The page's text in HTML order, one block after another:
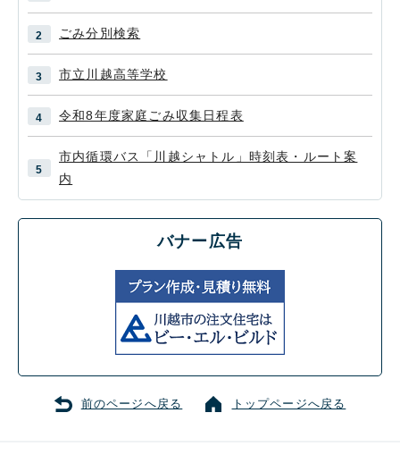
ごみ分別検索
市立川越高等学校
令和8年度家庭ごみ収集日程表
市内循環バス「川越シャトル」時刻表・ルート案
内
バナー広告
前のページへ戻る トップページへ戻る